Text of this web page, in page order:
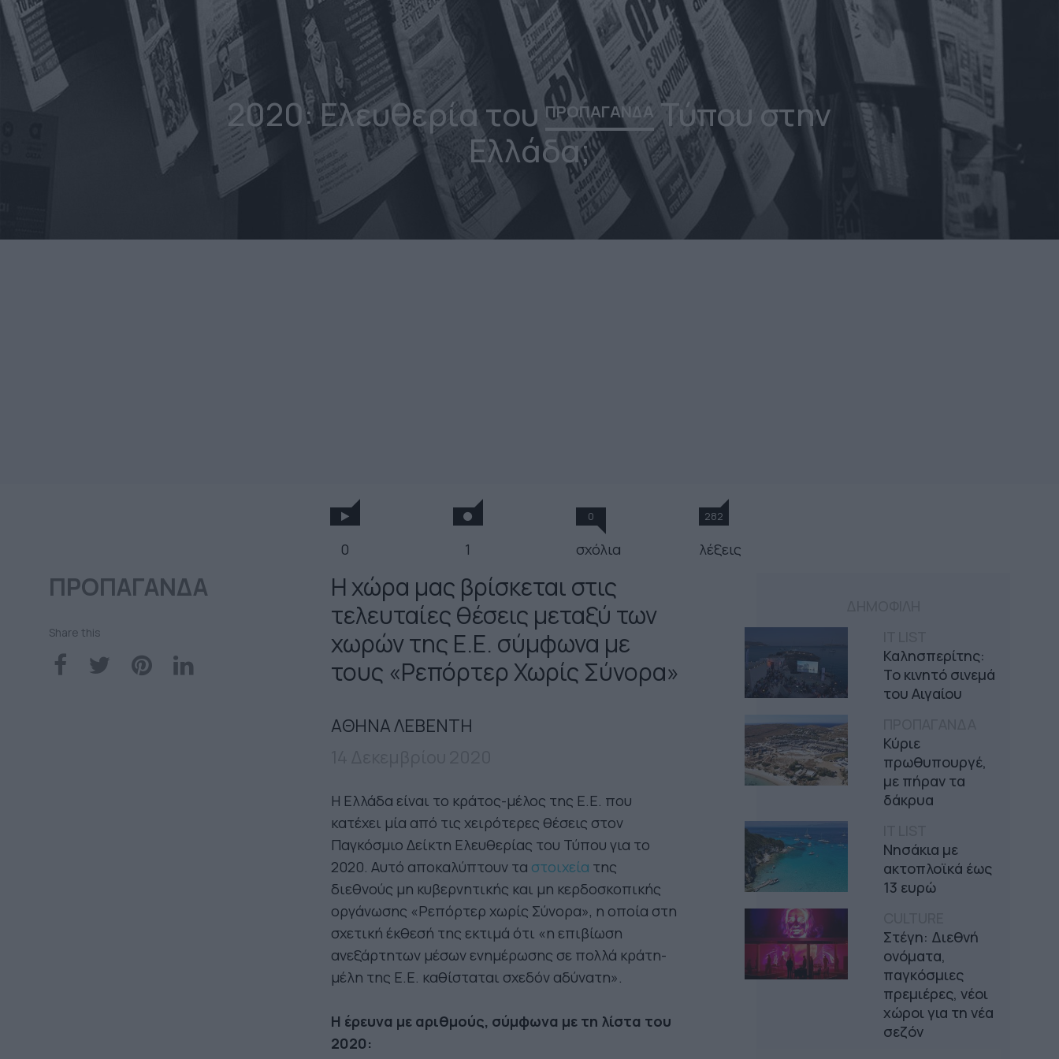
2020: Ελευθερία τουΠΡΟΠΑΓΑΝΔΑ Τύπου στην
Ελλάδα;
0 1
0
σχόλια
282
λέξεις
ΠΡΟΠΑΓΑΝΔΑ
Share this
Καλησπερίτης:
Το κινητό σινεμά
του Αιγαίου
Κύριε
πρωθυπουργέ,
με πήραν τα
δάκρυα
Νησάκια με
ακτοπλοϊκά έως
13 ευρώ
Στέγη: Διεθνή
ονόματα,
παγκόσμιες
πρεμιέρες, νέοι
χώροι για τη νέα
σεζόν
Η χώρα μας βρίσκεται στις
τελευταίες θέσεις μεταξύ των
χωρών της Ε.Ε. σύμφωνα με
τους «Ρεπόρτερ Χωρίς Σύνορα»
ΑΘΗΝΑ ΛΕΒΕΝΤΗ
Η Ελλάδα είναι το κράτος-μέλος της Ε.Ε. που
κατέχει μία από τις χειρότερες θέσεις στον
Παγκόσμιο Δείκτη Ελευθερίας του Τύπου για το
2020. Αυτό αποκαλύπτουν τα στοιχεία της
διεθνούς μη κυβερνητικής και μη κερδοσκοπικής
οργάνωσης «Ρεπόρτερ χωρίς Σύνορα», η οποία στη
σχετική έκθεσή της εκτιμά ότι «η επιβίωση
ανεξάρτητων μέσων ενημέρωσης σε πολλά κράτη-
μέλη της Ε.Ε. καθίσταται σχεδόν αδύνατη».
Η έρευνα με αριθμούς, σύμφωνα με τη λίστα του
2020: